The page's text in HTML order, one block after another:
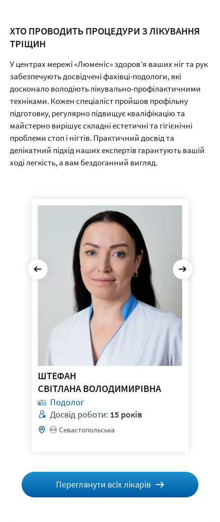
40
хв
Видалення врослого нігтя від
30
хв
Видалення мозоля 1 од. (ціна
залежить від розміру) від
600 грн Записатися
60
хв
Обробка діабетичної стопи
(стопа+ нігті)
20
хв
Обробка 1 нігтя при травмах,
гематомах
1000 грн Записатися
15
хв
Тейпування 1 пальця 200 грн Записатися
Педикюр медичний чоловічий
Педикюр медичний при
грибковому захворюванні (1 ст.
3500 грн
Лазерне лікування оніхомікозу 600 грн Записатися
Лазерне лікування оніхомікозу
2400 грн
ХТО ПРОВОДИТЬ ПРОЦЕДУРИ З ЛІКУВАННЯ
ТРІЩИН
У центрах мережі «Люменіс» здоров’я ваших ніг та рук
забезпечують досвідчені фахівці-подологи, які
досконало володіють лікувально-профілактичними
техніками. Кожен спеціаліст пройшов профільну
підготовку, регулярно підвищує кваліфікацію та
майстерно вирішує складні естетичні та гігієнічні
проблеми стоп і нігтів. Практичний досвід та
делікатний підхід наших експертів гарантують вашій
ході легкість, а вам бездоганний вигляд.
ШТЕФАН
СВІТЛАНА ВОЛОДИМИРІВНА
Подолог
Досвід роботи: 15 років
Севастопольська
Переглянути всіх лікарів